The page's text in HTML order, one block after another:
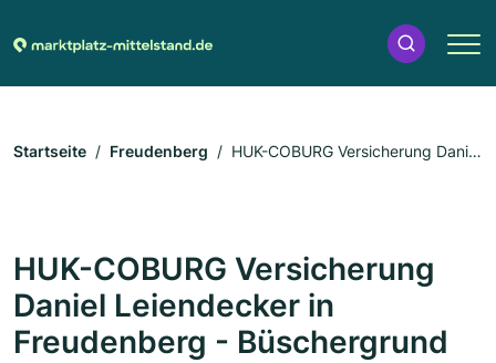
Startseite Freudenberg
HUK-COBURG Versicherung Daniel
HUK-COBURG Versicherung
Daniel Leiendecker in
Freudenberg - Büschergrund